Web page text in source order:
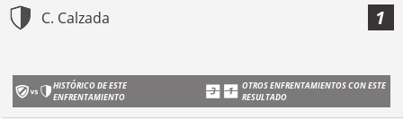
C. Calzada 1
HISTÓRICO DE ESTE
ENFRENTAMIENTO
OTROS ENFRENTAMIENTOS CON ESTE
RESULTADO